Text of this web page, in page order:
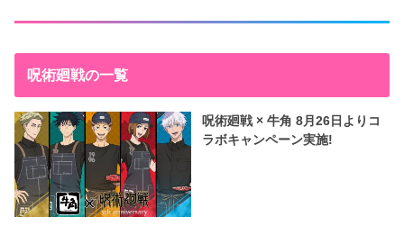
呪術廻戦の一覧
呪術廻戦 × 牛角 8月26日よりコ
ラボキャンペーン実施!